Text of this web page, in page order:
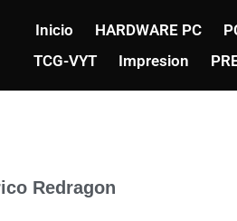
Inicio HARDWARE PC
TCG-VYT
Impresion
Redragon